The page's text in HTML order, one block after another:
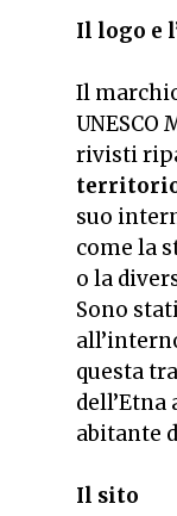
Il logo e
Il
rivisti
suo
come la
o la
Sono
questa
dell’Etna
abitante
Il sito